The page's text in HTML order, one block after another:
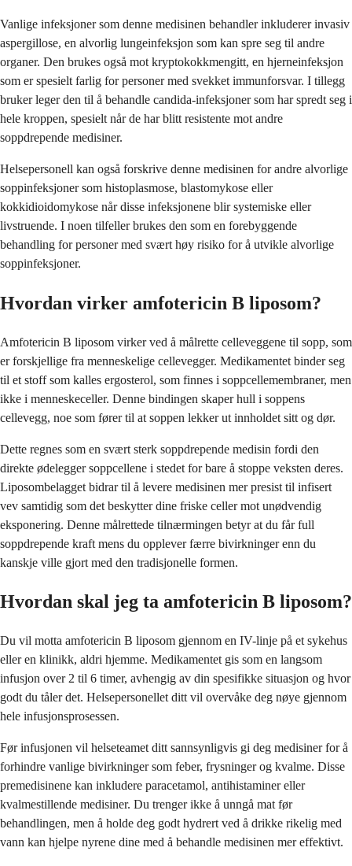
Vanlige infeksjoner som denne medisinen behandler inkluderer invasiv
aspergillose, en alvorlig lungeinfeksjon som kan spre seg til andre
organer. Den brukes også mot kryptokokkmengitt, en hjerneinfeksjon
som er spesielt farlig for personer med svekket immunforsvar. I tillegg
bruker leger den til å behandle candida-infeksjoner som har spredt seg i
hele kroppen, spesielt når de har blitt resistente mot andre
soppdrepende medisiner.
Helsepersonell kan også forskrive denne medisinen for andre alvorlige
soppinfeksjoner som histoplasmose, blastomykose eller
kokkidioidomykose når disse infeksjonene blir systemiske eller
livstruende. I noen tilfeller brukes den som en forebyggende
behandling for personer med svært høy risiko for å utvikle alvorlige
soppinfeksjoner.
Hvordan virker amfotericin B liposom?
Amfotericin B liposom virker ved å målrette celleveggene til sopp, som
er forskjellige fra menneskelige cellevegger. Medikamentet binder seg
til et stoff som kalles ergosterol, som finnes i soppcellemembraner, men
ikke i menneskeceller. Denne bindingen skaper hull i soppens
cellevegg, noe som fører til at soppen lekker ut innholdet sitt og dør.
Dette regnes som en svært sterk soppdrepende medisin fordi den
direkte ødelegger soppcellene i stedet for bare å stoppe veksten deres.
Liposombelagget bidrar til å levere medisinen mer presist til infisert
vev samtidig som det beskytter dine friske celler mot unødvendig
eksponering. Denne målrettede tilnærmingen betyr at du får full
soppdrepende kraft mens du opplever færre bivirkninger enn du
kanskje ville gjort med den tradisjonelle formen.
Hvordan skal jeg ta amfotericin B liposom?
Du vil motta amfotericin B liposom gjennom en IV-linje på et sykehus
eller en klinikk, aldri hjemme. Medikamentet gis som en langsom
infusjon over 2 til 6 timer, avhengig av din spesifikke situasjon og hvor
godt du tåler det. Helsepersonellet ditt vil overvåke deg nøye gjennom
hele infusjonsprosessen.
Før infusjonen vil helseteamet ditt sannsynligvis gi deg medisiner for å
forhindre vanlige bivirkninger som feber, frysninger og kvalme. Disse
premedisinene kan inkludere paracetamol, antihistaminer eller
kvalmestillende medisiner. Du trenger ikke å unngå mat før
behandlingen, men å holde deg godt hydrert ved å drikke rikelig med
vann kan hjelpe nyrene dine med å behandle medisinen mer effektivt.